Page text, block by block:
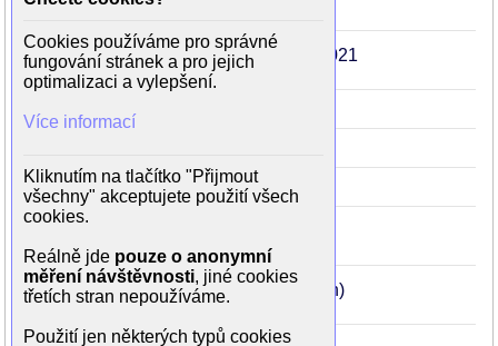
Shoky & Morthy: Poslední velká akce
2021
31
(Morthy)
Pan profesor2021
Vejška2014 24 (Petrův kolega)
(student Horáček)
Ulice (seriál)2005-
2023
15 (Matěj Jordán)
Cookies používáme pro správné
fungování stránek a pro jejich
optimalizaci a vylepšení.
Více informací
Kliknutím na tlačítko "Přijmout
všechny" akceptujete použití všech
cookies.
Reálně jde pouze o anonymní
měření návštěvnosti, jiné cookies
třetích stran nepoužíváme.
Použití jen některých typů cookies